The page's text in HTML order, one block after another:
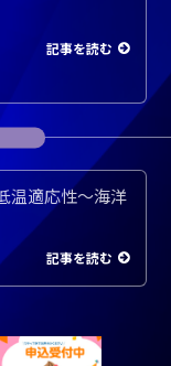
記事を読む
温適応性～海洋
記事を読む